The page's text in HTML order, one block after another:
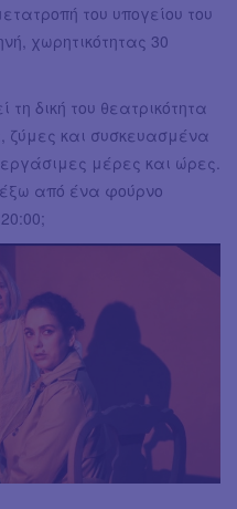
του υπογείου του
χωρητικότητας 30
τη δική του θεατρικότητα
και συσκευασμένα
μέρες και ώρες.
από ένα φούρνο